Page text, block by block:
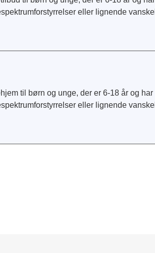
eller lignende
til børn og unge, der er 6-18 år og har
eller lignende